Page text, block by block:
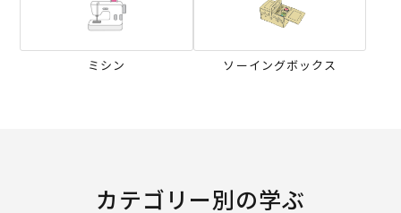
ミシン ソーイングボックス
カテゴリー別の学ぶ